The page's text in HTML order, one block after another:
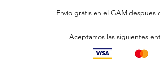
Envío grátis en el GAM despues
Aceptamos las siguientes